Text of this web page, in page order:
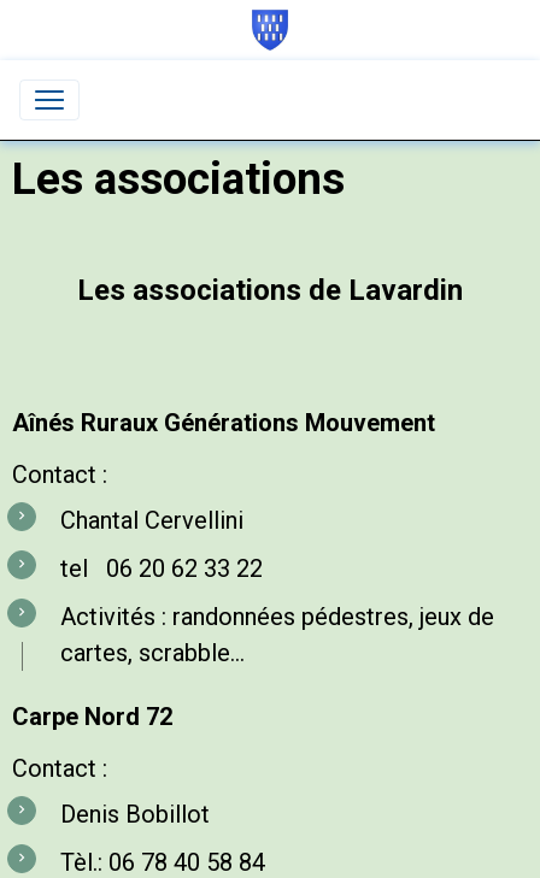
Les associations
Les associations de Lavardin
Aînés Ruraux Générations Mouvement
Contact :
Chantal Cervellini
tel 06 20 62 33 22
Activités : randonnées pédestres, jeux de
cartes, scrabble...
Carpe Nord 72
Contact :
Denis Bobillot
Tèl.: 06 78 40 58 84